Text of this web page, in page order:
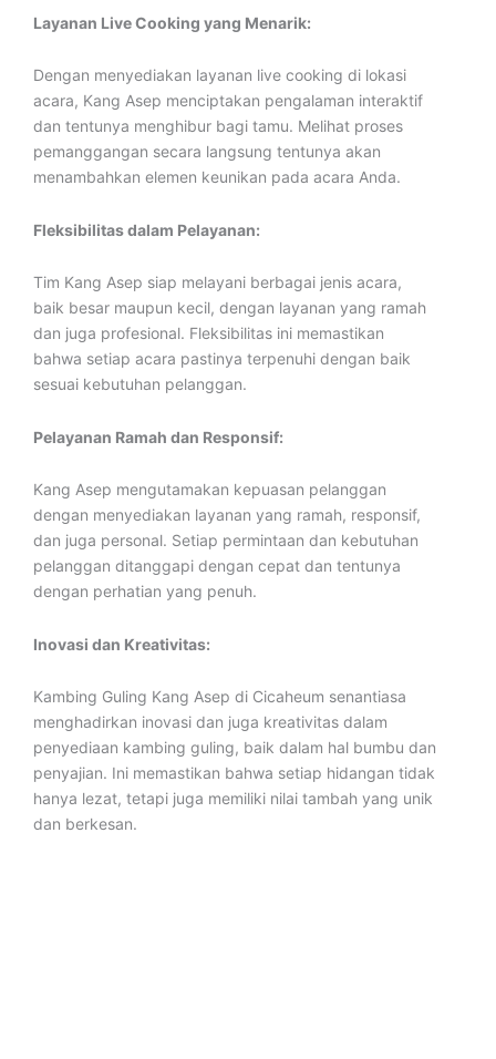
Layanan Live Cooking yang Menarik:
Dengan menyediakan layanan live cooking di lokasi
acara, Kang Asep menciptakan pengalaman interaktif
dan tentunya menghibur bagi tamu. Melihat proses
pemanggangan secara langsung tentunya akan
menambahkan elemen keunikan pada acara Anda.
Fleksibilitas dalam Pelayanan:
Tim Kang Asep siap melayani berbagai jenis acara,
baik besar maupun kecil, dengan layanan yang ramah
dan juga profesional. Fleksibilitas ini memastikan
bahwa setiap acara pastinya terpenuhi dengan baik
sesuai kebutuhan pelanggan.
Pelayanan Ramah dan Responsif:
Kang Asep mengutamakan kepuasan pelanggan
dengan menyediakan layanan yang ramah, responsif,
dan juga personal. Setiap permintaan dan kebutuhan
pelanggan ditanggapi dengan cepat dan tentunya
dengan perhatian yang penuh.
Inovasi dan Kreativitas:
Kambing Guling Kang Asep di Cicaheum senantiasa
menghadirkan inovasi dan juga kreativitas dalam
penyediaan kambing guling, baik dalam hal bumbu dan
penyajian. Ini memastikan bahwa setiap hidangan tidak
hanya lezat, tetapi juga memiliki nilai tambah yang unik
dan berkesan.